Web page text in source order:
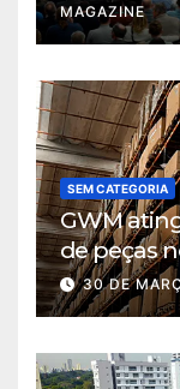
MAGAZINE
SEM CATEGORIA
GWM
de peças
logística
30 DE